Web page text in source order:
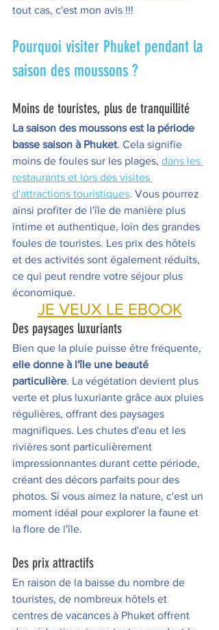
tout cas, c'est mon avis !!!
Pourquoi visiter Phuket pendant la
saison des moussons ?
Moins de touristes, plus de tranquillité
La saison des moussons est la période
basse saison à Phuket. Cela signifie
moins de foules sur les plages, dans les
restaurants et lors des visites
d'attractions touristiques. Vous pourrez
ainsi profiter de l'île de manière plus
intime et authentique, loin des grandes
foules de touristes. Les prix des hôtels
et des activités sont également réduits,
ce qui peut rendre votre séjour plus
économique.
JE VEUX LE EBOOK
Des paysages luxuriants
Bien que la pluie puisse être fréquente,
elle donne à l'île une beauté
particulière. La végétation devient plus
verte et plus luxuriante grâce aux pluies
régulières, offrant des paysages
magnifiques. Les chutes d'eau et les
rivières sont particulièrement
impressionnantes durant cette période,
créant des décors parfaits pour des
photos. Si vous aimez la nature, c'est un
moment idéal pour explorer la faune et
la flore de l'île.
Des prix attractifs
En raison de la baisse du nombre de
touristes, de nombreux hôtels et
centres de vacances à Phuket offrent